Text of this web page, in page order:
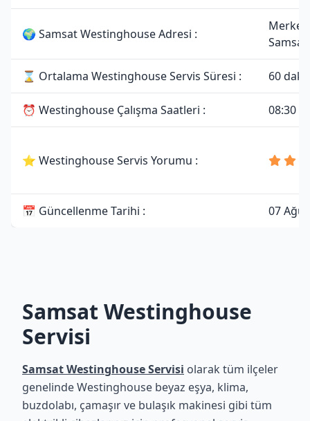
🌍 Samsat Westinghouse Adresi :
Merkez,
⌛ Ortalama Westinghouse Servis Süresi : 60
⏰ Westinghouse Çalışma Saatleri : 08:30 -
⭐ Westinghouse Servis Yorumu :
📅 Güncellenme Tarihi : 07
Samsat Westinghouse
Servisi
Samsat Westinghouse Servisi olarak tüm ilçeler
genelinde Westinghouse beyaz eşya, klima,
buzdolabı, çamaşır ve bulaşık makinesi gibi tüm